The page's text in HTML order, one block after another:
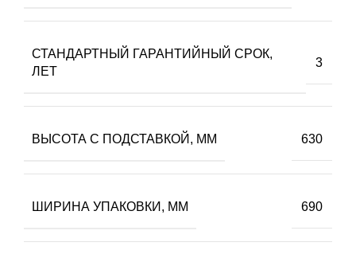
СТАНДАРТНЫЙ ГАРАНТИЙНЫЙ СРОК,
ЛЕТ
3
ВЫСОТА С ПОДСТАВКОЙ, ММ 630
ШИРИНА УПАКОВКИ, ММ 690